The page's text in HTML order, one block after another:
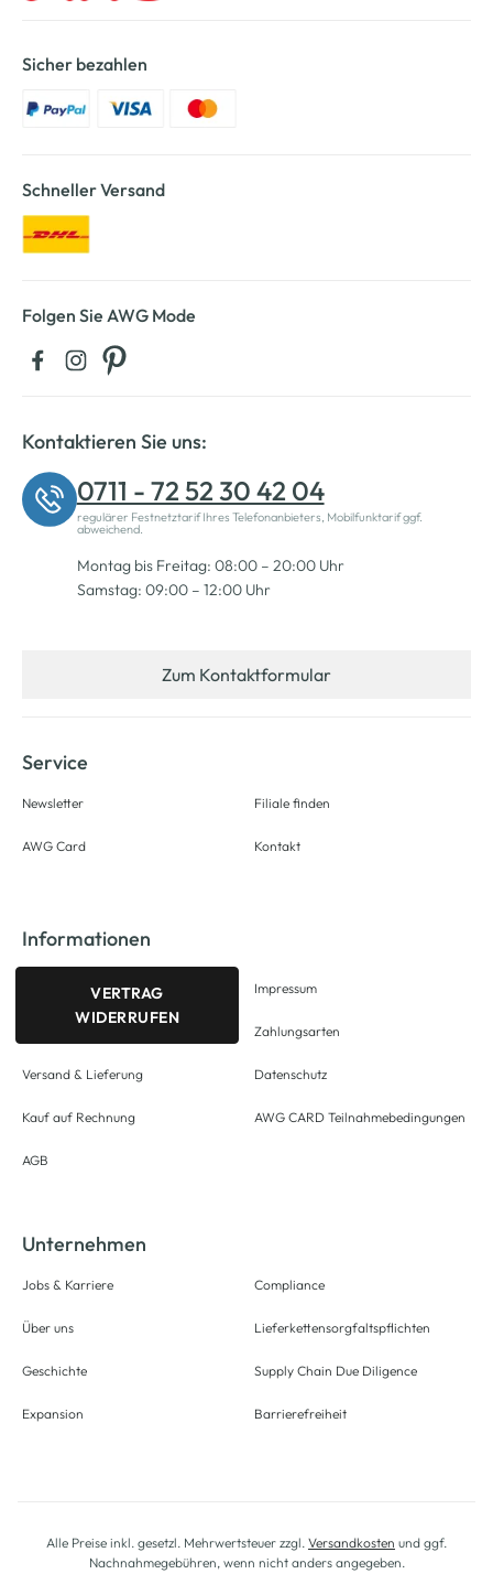
Sicher bezahlen
Schneller Versand
Folgen Sie AWG Mode
Kontaktieren Sie uns:
0711 - 72 52 30 42 04
regulärer Festnetztarif Ihres Telefonanbieters, Mobilfunktarif ggf.
abweichend.
Montag bis Freitag: 08:00 – 20:00 Uhr
Samstag: 09:00 – 12:00 Uhr
Zum Kontaktformular
Service
Newsletter
AWG Card
Filiale finden
Kontakt
Informationen
VERTRAG
WIDERRUFEN
Versand & Lieferung
Kauf auf Rechnung
AGB
Impressum
Zahlungsarten
Datenschutz
AWG CARD Teilnahmebedingungen
Unternehmen
Jobs & Karriere
Über uns
Geschichte
Expansion
Compliance
Lieferkettensorgfaltspflichten
Supply Chain Due Diligence
Barrierefreiheit
Alle Preise inkl. gesetzl. Mehrwertsteuer zzgl. Versandkosten und ggf.
Nachnahmegebühren, wenn nicht anders angegeben.